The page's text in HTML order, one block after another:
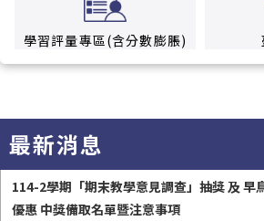
學習評量專區(含分數膨脹)
最新消息
114-2學期「期末教學意見調查」抽獎 及 早
優惠 中獎備取名單暨注意事項